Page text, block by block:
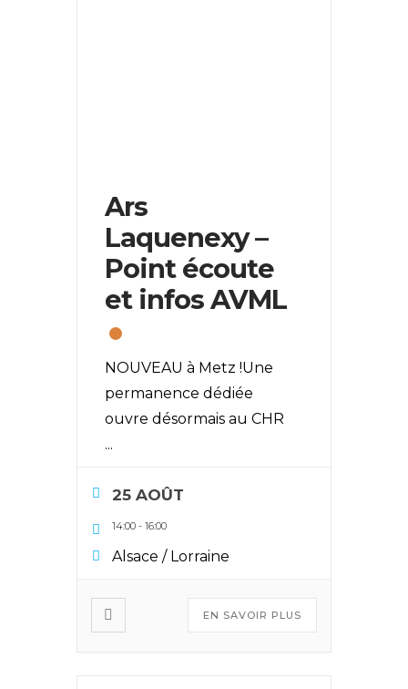
Ars
Laquenexy –
Point écoute
et infos AVML
NOUVEAU à Metz !Une
permanence dédiée
ouvre désormais au CHR
...
25 AOÛT
14:00 - 16:00
Alsace / Lorraine
EN SAVOIR PLUS